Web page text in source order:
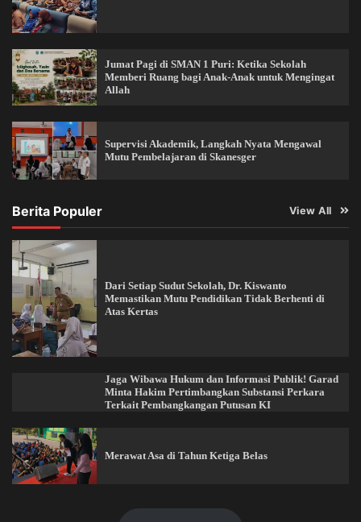
Jumat Pagi di SMAN 1 Puri: Ketika Sekolah
Memberi Ruang bagi Anak-Anak untuk Mengingat
Allah
Supervisi Akademik, Langkah Nyata Mengawal
Mutu Pembelajaran di Skanesger
Berita Populer View All
Dari Setiap Sudut Sekolah, Dr. Kiswanto
Memastikan Mutu Pendidikan Tidak Berhenti di
Atas Kertas
Jaga Wibawa Hukum dan Informasi Publik! Garad
Minta Hakim Pertimbangkan Substansi Perkara
Terkait Pembangkangan Putusan KI
Merawat Asa di Tahun Ketiga Belas